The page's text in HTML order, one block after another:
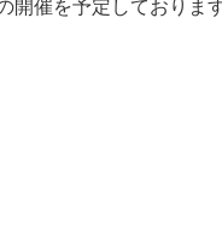
開催を予定しておりま